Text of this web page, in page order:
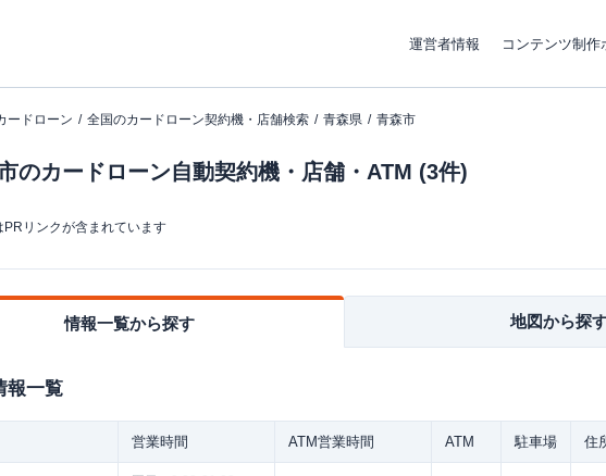
運営者情報 コンテンツ制作
ードローン 全国のカードローン契約機・店舗検索 青森県 青森市
のカードローン自動契約機・店舗・ATM (3件)
PRリンクが含まれています
情報一覧から探す 地図から探
報一覧
営業時間 ATM営業時間 ATM 駐車場 住